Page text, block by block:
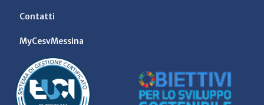
Contatti
MyCesvMessina